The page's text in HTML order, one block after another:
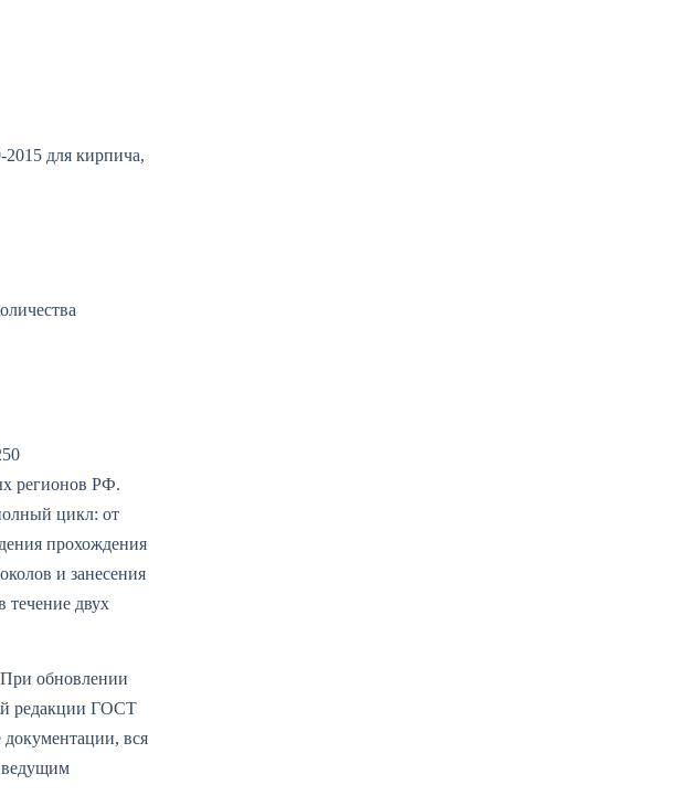
для кирпича,
регионов РФ.
цикл: от
прохождения
и занесения
течение двух
При обновлении
редакции ГОСТ
документации, вся
ведущим